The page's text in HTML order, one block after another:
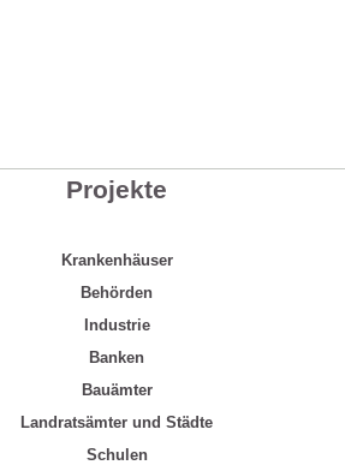
Projekte
Krankenhäuser
Behörden
Industrie
Banken
Bauämter
Landratsämter und Städte
Schulen